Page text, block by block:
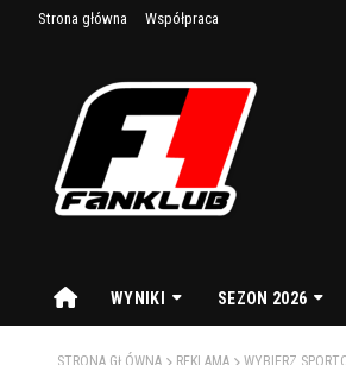
Strona główna Współpraca
WYNIKI SEZON 2026
STRONA GŁÓWNA REKLAMA WYBIERZ